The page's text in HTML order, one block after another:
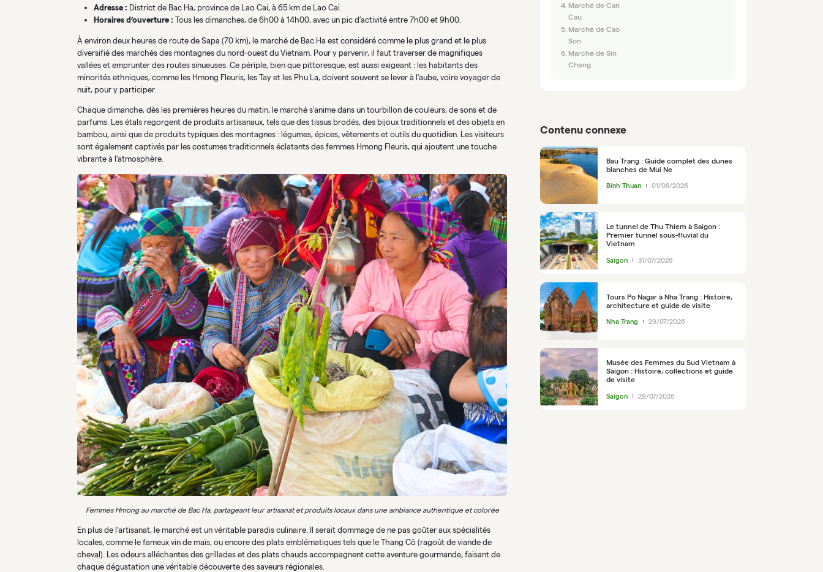
Adresse : District de Bac Ha, province de Lao Cai, à 65 km de Lao Cai.
Horaires d’ouverture : Tous les dimanches, de 6h00 à 14h00, avec un pic d’activité entre 7h00 et 9h00.
À environ deux heures de route de Sapa (70 km), le marché de Bac Ha est considéré comme le plus grand et le plus
diversifié des marchés des montagnes du nord-ouest du Vietnam. Pour y parvenir, il faut traverser de magnifiques
vallées et emprunter des routes sinueuses. Ce périple, bien que pittoresque, est aussi exigeant : les habitants des
minorités ethniques, comme les Hmong Fleuris, les Tay et les Phu La, doivent souvent se lever à l’aube, voire voyager de
nuit, pour y participer.
Chaque dimanche, dès les premières heures du matin, le marché s’anime dans un tourbillon de couleurs, de sons et de
parfums. Les étals regorgent de produits artisanaux, tels que des tissus brodés, des bijoux traditionnels et des objets en
bambou, ainsi que de produits typiques des montagnes : légumes, épices, vêtements et outils du quotidien. Les visiteurs
sont également captivés par les costumes traditionnels éclatants des femmes Hmong Fleuris, qui ajoutent une touche
vibrante à l’atmosphère.
Femmes Hmong au marché de Bac Ha, partageant leur artisanat et produits locaux dans une ambiance authentique et colorée
En plus de l’artisanat, le marché est un véritable paradis culinaire. Il serait dommage de ne pas goûter aux spécialités
locales, comme le fameux vin de maïs, ou encore des plats emblématiques tels que le Thang Cô (ragoût de viande de
cheval). Les odeurs alléchantes des grillades et des plats chauds accompagnent cette aventure gourmande, faisant de
chaque dégustation une véritable découverte des saveurs régionales.
Marché de Can
Cau
Marché de Cao
Son
Marché de Sin
Cheng
Contenu connexe
Bau Trang : Guide complet des dunes
blanches de Mui Ne
Binh Thuan 01/08/2026
Le tunnel de Thu Thiem à Saigon :
Premier tunnel sous-fluvial du
Vietnam
Saigon 31/07/2026
Tours Po Nagar à Nha Trang : Histoire,
architecture et guide de visite
Nha Trang 29/07/2026
Musée des Femmes du Sud Vietnam à
Saigon : Histoire, collections et guide
de visite
Saigon 29/07/2026